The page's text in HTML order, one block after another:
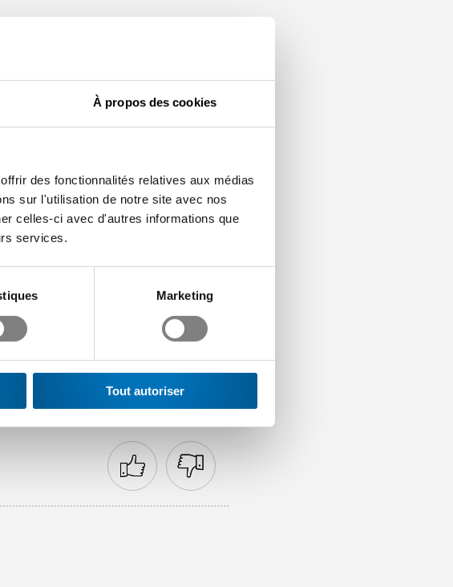
À propos des cookies
des fonctionnalités relatives aux médias
sur l'utilisation de notre site avec nos
celles-ci avec d'autres informations que
services.
Marketing
Tout autoriser
et la clause de non-
de travail peut donc aussi être
écrit. Les déclarations précédentes
d’un contrat de travail. Si l’une des
se basera ici aussi sur les
Tous les documents relatifs au contrat
de conserver les originaux des
aux conditions-cadres relatives à
tient volontiers à la disposition des